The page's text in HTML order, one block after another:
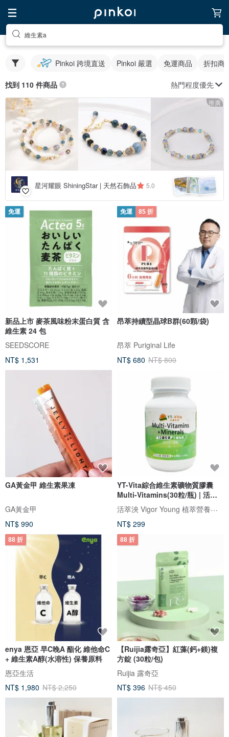
維生素a
Pinkoi 跨境直送 Pinkoi 嚴選 免運商品 折扣商
找到 110 件商品 熱門程度優先
推廣
星河耀眼 ShiningStar | 天然石飾品 5.0
免運
新品上市 麥茶風味粉末蛋白質 含
維生素 24 包
SEEDSCORE
NT$ 1,531
免運 85 折
昂萃持續型晶球B群(60顆/袋)
昂萃 Puriginal Life
NT$ 680 NT$ 800
GA黃金甲 維生素果凍
GA黃金甲
NT$ 990
YT-Vita綜合維生素礦物質膠囊
Multi-Vitamins(30粒/瓶) | 活萃
泱
活萃泱 Vigor Young 植萃營養保健
NT$ 299
88 折
enya 恩亞 早C晚A 酯化 維他命C
+ 維生素A醇(水溶性) 保養原料
恩亞生活
NT$ 1,980 NT$ 2,250
88 折
【Ruijia露奇亞】紅藻(鈣+鎂)複
方錠 (30粒/包)
Ruijia 露奇亞
NT$ 396 NT$ 450